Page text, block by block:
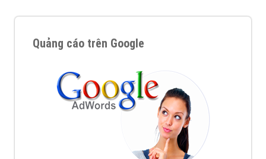
Quảng cáo trên Google